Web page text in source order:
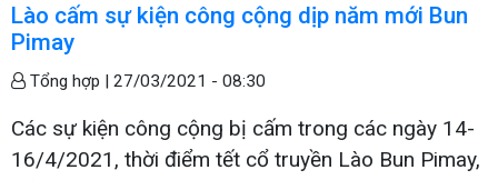
Lào cấm sự kiện công cộng dịp năm mới Bun
Pimay
Tổng hợp | 27/03/2021 - 08:30
Các sự kiện công cộng bị cấm trong các ngày 14-
16/4/2021, thời điểm tết cổ truyền Lào Bun Pimay,